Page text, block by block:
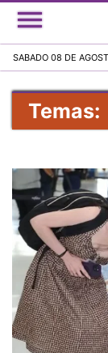
SABADO 08 DE